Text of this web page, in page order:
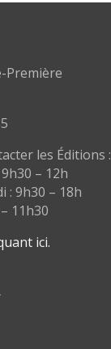
Première
les Éditions :
– 12h
: 9h30 – 18h
11h30
ici.